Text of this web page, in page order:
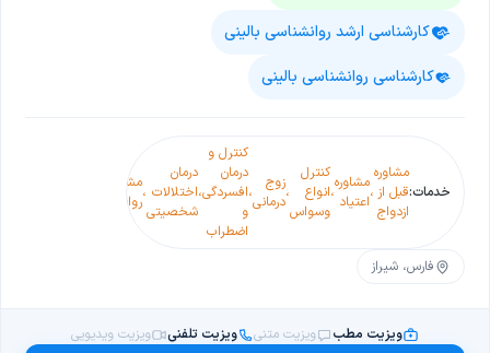
کارشناسی ارشد روانشناسی بالینی
کارشناسی روانشناسی بالینی
خدمات:
مشاوره
قبل از
ازدواج
،مشاوره
اعتیاد ،
کنترل
انواع
وسواس
،زوج
درمانی،
کنترل و
درمان
افسردگی
و
اضطراب
،
درمان
اختلالات
شخصیتی
،مشاوره
روانشناختی
فارس، شیراز
ویزیت مطب ویزیت متنی ویزیت تلفنی ویزیت ویدیویی